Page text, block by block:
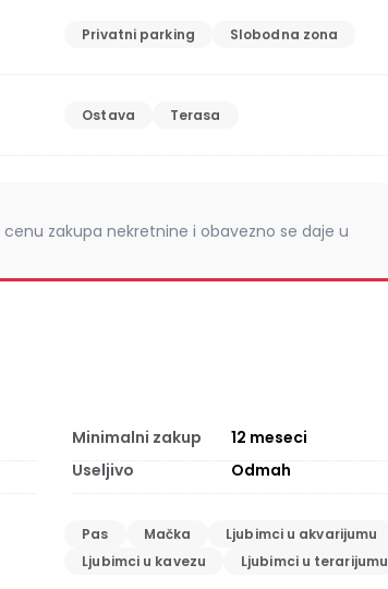
Privatni parking Slobodna zona
Ostava Terasa
zakupa nekretnine i obavezno se daje u
Minimalni zakup 12 meseci
Useljivo Odmah
Pas Mačka
Ljubimci u akvarijumu
Ljubimci u kavezu
Ljubimci u terarijumu